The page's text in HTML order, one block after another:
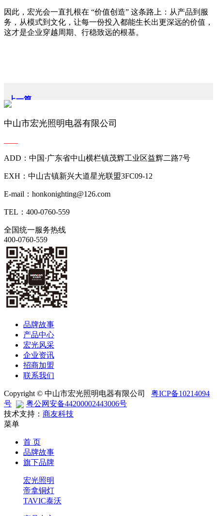
因此，宏光会一直扎根在 “价值创造” 这条路上：从产品到服
务，从模式到文化，让每一份投入都能生长出更深远的价值，
这才是企业穿越周期、行稳致远的根基。
上一篇
中山市宏光照明电器有限公司
ADD：中国·广东省中山横栏镇茂辉工业区益辉二路7号
EXH：中山古镇新兴大道星光联盟3FC09-12
E-mail：honkonighting@126.com
TEL：400-0760-559
全国统一服务热线
400-0760-559
品牌故事
产品中心
宏光风采
企业资讯
招商加盟
联系我们
Copyright © 中山市宏光照明电器有限公司 粤ICP备10214094
号
粤公网安备44200002443006号
技术支持： 商友科技
菜单
首 页
品牌故事
旗下品牌
宏光照明
帝拿铜灯
TAVIC泰沃